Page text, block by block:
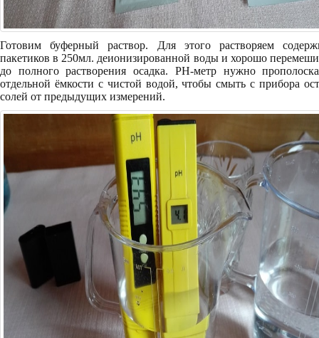
Готовим буферный раствор. Для этого растворяем
пакетиков в 250мл. деионизированной воды и хорошо
до полного растворения осадка. PH-метр нужно
отдельной ёмкости с чистой водой, чтобы смыть с прибора
солей от предыдущих измерений.